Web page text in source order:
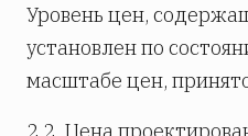
Уровень цен,
установлен по
масштабе цен,